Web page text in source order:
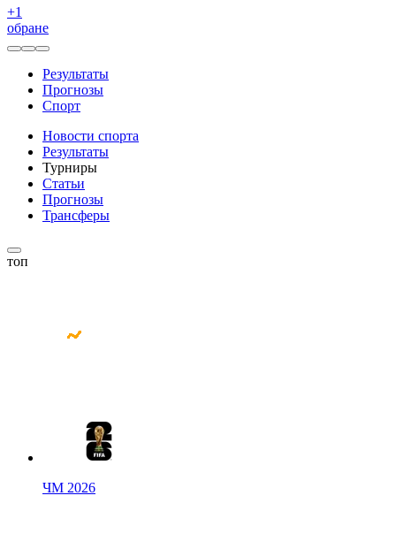
+1
обране
Результаты
Прогнозы
Спорт
Новости спорта
Результаты
Турниры
Статьи
Прогнозы
Трансферы
топ
ЧМ 2026